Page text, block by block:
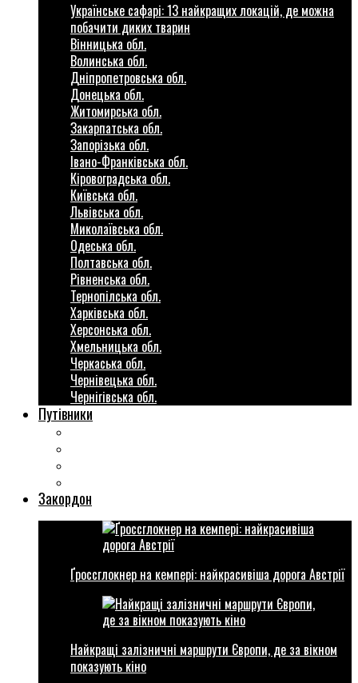
Українське сафарі: 13 найкращих локацій, де можна
побачити диких тварин
Вінницька обл.
Волинська обл.
Дніпропетровська обл.
Донецька обл.
Житомирська обл.
Закарпатська обл.
Запорізька обл.
Івано-Франківська обл.
Кіровоградська обл.
Київська обл.
Львівська обл.
Миколаївська обл.
Одеська обл.
Полтавська обл.
Рівненська обл.
Тернопілська обл.
Харківська обл.
Херсонська обл.
Хмельницька обл.
Черкаська обл.
Чернівецька обл.
Чернігівська обл.
Путівники
Закордон
Ґроссглокнер на кемпері: найкрасивіша дорога Австрії
Найкращі залізничні маршрути Європи, де за вікном
показують кіно